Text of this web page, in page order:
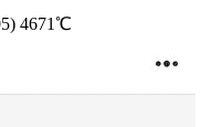
4671℃